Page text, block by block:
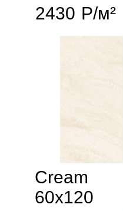
2430 Р/м²
Cream
60x120